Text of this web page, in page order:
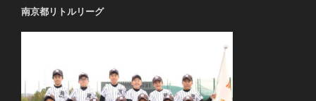
ン
南京都リトルリーグ